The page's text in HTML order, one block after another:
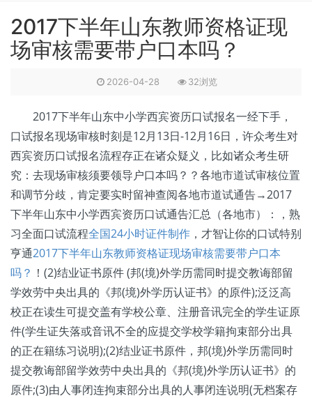
2017下半年山东教师资格证现
场审核需要带户口本吗？
2026-04-28 32浏览
2017下半年山东中小学西宾资历口试报名一经下手，
口试报名现场审核时刻是12月13日-12月16日，许众考生对
西宾资历口试报名流程存正在诸众疑义，比如诸众考生研
究：去现场审核须要领导户口本吗？？各地市道试审核位置
和调节分歧，肯定要实时留神查阅各地市道试通告→2017
下半年山东中小学西宾资历口试通告汇总（各地市）：，熟
习全面口试流程全国24小时证件制作 ，才智让你的口试特别
亨通2017下半年山东教师资格证现场审核需要带户口本
吗？ ！(2)结业证书原件 (邦(境)外学历需同时提交教诲部留
学效劳中央出具的《邦(境)外学历认证书》的原件);泛泛高
校正在读生可提交盖有学校公章、注册音讯完全的学生证原
件(学生证失落或音讯不全的应提交学校学籍拘束部分出具
的正在籍练习说明);(2)结业证书原件，邦(境)外学历需同时
提交教诲部留学效劳中央出具的《邦(境)外学历认证书》的
原件;(3)由人事闭连拘束部分出具的人事闭连说明(无档案存